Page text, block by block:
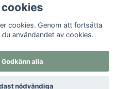
Paz by Julia
cookies. Genom att fortsätta
användandet av cookies.
Godkänn alla
nödvändiga